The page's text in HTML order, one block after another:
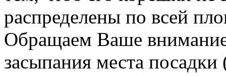
распределены по всей
Обращаем Ваше внимание
засыпания места